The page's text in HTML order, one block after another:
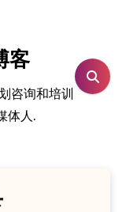
客
咨询和培训
体人.